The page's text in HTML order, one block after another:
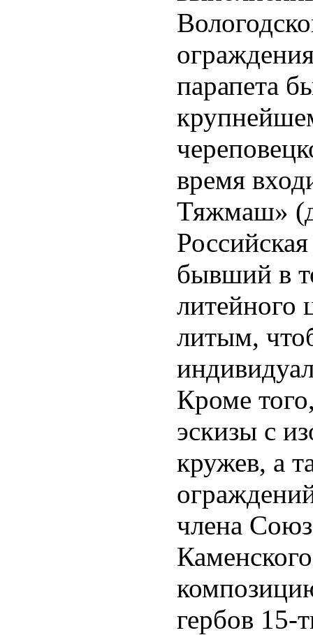
парапета
время
Тяжмаш»
бывший в
литейного
литым,
Кроме
эскизы с
кружев, а
члена
гербов 15-